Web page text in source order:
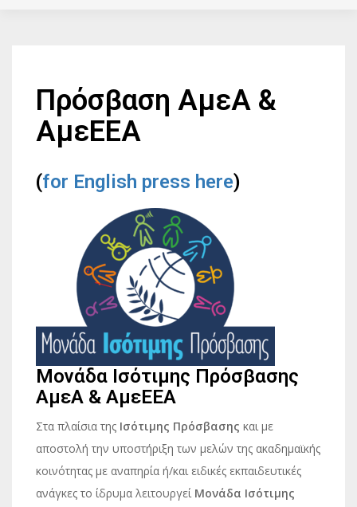
Πρόσβαση ΑμεΑ &
ΑμεΕΕΑ
(for English press here)
Μονάδα Ισότιμης Πρόσβασης
ΑμεΑ & ΑμεΕΕΑ
Στα πλαίσια της Ισότιμης Πρόσβασης και με
αποστολή την υποστήριξη των μελών της ακαδημαϊκής
κοινότητας με αναπηρία ή/και ειδικές εκπαιδευτικές
ανάγκες το ίδρυμα λειτουργεί Μονάδα Ισότιμης